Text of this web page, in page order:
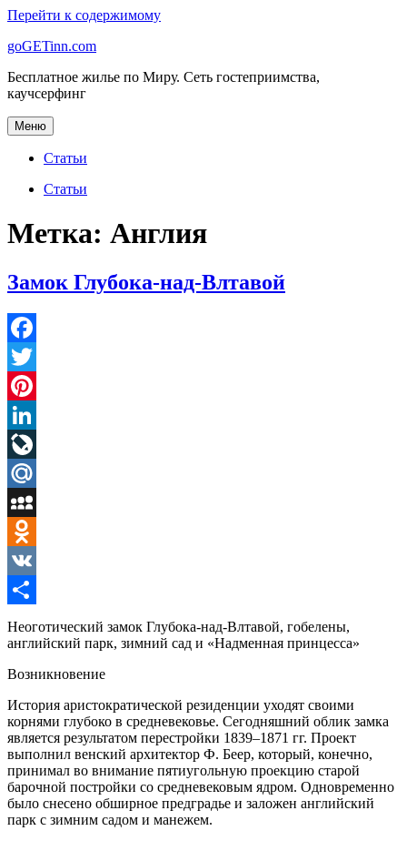
Перейти к содержимому
goGETinn.com
Бесплатное жилье по Миру. Сеть гостеприимства,
каучсерфинг
Меню
Статьи
Статьи
Метка: Англия
Замок Глубока-над-Влтавой
Facebook
Twitter
Pinterest
LinkedIn
LiveJournal
Mail.Ru
MySpace
Odnoklassniki
VK
Отправить
Неоготический замок Глубока-над-Влтавой, гобелены,
английский парк, зимний сад и «Надменная принцесса»
Возникновение
История аристократической резиденции уходят своими
корнями глубоко в средневековье. Сегодняшний облик замка
является результатом перестройки 1839–1871 гг. Проект
выполнил венский архитектор Ф. Беер, который, конечно,
принимал во внимание пятиугольную проекцию старой
барочной постройки со средневековым ядром. Одновременно
было снесено обширное предградье и заложен английский
парк с зимним садом и манежем.